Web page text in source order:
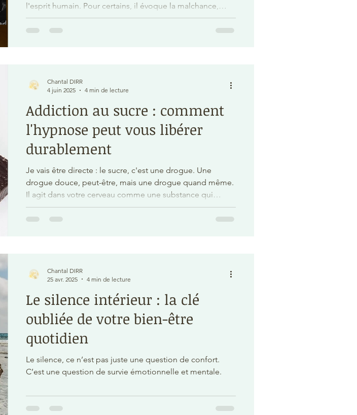
l'esprit humain. Pour certains, il évoque la malchance,
pour d'autres, un jour de chance unique à saisir. Il intrigue
en raison de ses origines historiques et de son impact
Addiction au sucre : comment
l'hypnose peut vous libérer
durablement
Je vais être directe : le sucre, c'est une drogue. Une
drogue douce, peut-être, mais une drogue quand même.
Il agit dans votre cerveau comme une substance qui
accapare vos circuits du plaisir. Il déclenche la dopamine,
cette fameuse molécule de la récompense, du bien-être,
Chantal DIRR
4 juin 2025
4 min de lecture
Le silence intérieur : la clé
oubliée de votre bien-être
quotidien
Le silence, ce n’est pas juste une question de confort.
C’est une question de survie émotionnelle et mentale.
Chantal DIRR
25 avr. 2025
4 min de lecture